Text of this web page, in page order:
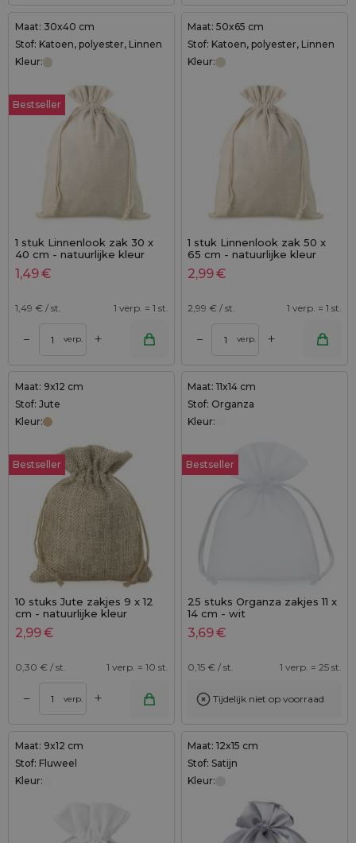
Maat: 30x40 cm
Stof: Katoen, polyester, Linnen
Kleur:
Bestseller
1 stuk Linnenlook zak 30 x
40 cm - natuurlijke kleur
1,49€
1,49 € / st. 1 verp. = 1 st.
– verp. +
Maat: 50x65 cm
Stof: Katoen, polyester, Linnen
Kleur:
1 stuk Linnenlook zak 50 x
65 cm - natuurlijke kleur
2,99€
2,99 € / st. 1 verp. = 1 st.
– verp. +
Maat: 9x12 cm
Stof: Jute
Kleur:
Bestseller
10 stuks Jute zakjes 9 x 12
cm - natuurlijke kleur
2,99€
0,30 € / st. 1 verp. = 10 st.
– verp. +
Maat: 11x14 cm
Stof: Organza
Kleur:
Bestseller
25 stuks Organza zakjes 11 x
14 cm - wit
3,69€
0,15 € / st. 1 verp. = 25 st.
Tijdelijk niet op voorraad
Maat: 9x12 cm
Stof: Fluweel
Kleur:
Maat: 12x15 cm
Stof: Satijn
Kleur: